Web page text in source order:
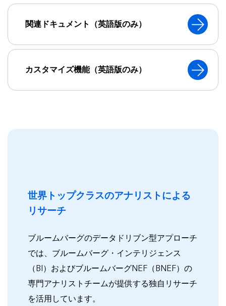
関連ドキュメント（英語版のみ）
カスタマイズ機能（英語版のみ）
世界トップクラスのアナリストによる
リサーチ
ブルームバーグのデータドリブン型アプローチ
では、ブルームバーグ・インテリジェンス
（BI）およびブルームバーグNEF（BNEF）の
専門アナリストチームが提供する独自リサーチ
を活用しています。